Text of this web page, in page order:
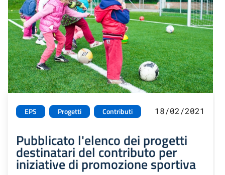
EPS Progetti Contributi 18/02/2021
Pubblicato l'elenco dei progetti
destinatari del contributo per
iniziative di promozione sportiva